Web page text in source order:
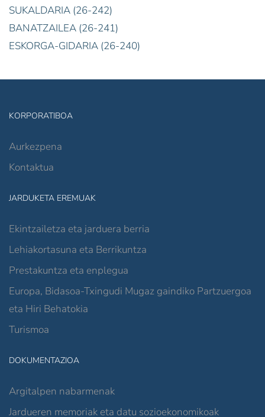
SUKALDARIA (26-242)
BANATZAILEA (26-241)
ESKORGA-GIDARIA (26-240)
KORPORATIBOA
Aurkezpena
Kontaktua
JARDUKETA EREMUAK
Ekintzailetza eta jarduera berria
Lehiakortasuna eta Berrikuntza
Prestakuntza eta enplegua
Europa, Bidasoa-Txingudi Mugaz gaindiko Partzuergoa
eta Hiri Behatokia
Turismoa
DOKUMENTAZIOA
Argitalpen nabarmenak
Jardueren memoriak eta datu sozioekonomikoak